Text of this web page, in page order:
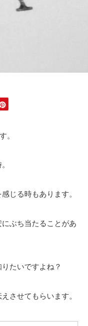
。
じる時もあります。
ぶち当たることがあ
たいですよね？
させてもらいます。